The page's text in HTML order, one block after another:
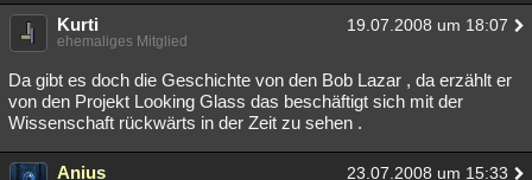
Kurti 19.07.2008 um 18:07
ehemaliges Mitglied
Da gibt es doch die Geschichte von den Bob Lazar , da erzählt er
von den Projekt Looking Glass das beschäftigt sich mit der
Wissenschaft rückwärts in der Zeit zu sehen .
Anius 23.07.2008 um 15:33